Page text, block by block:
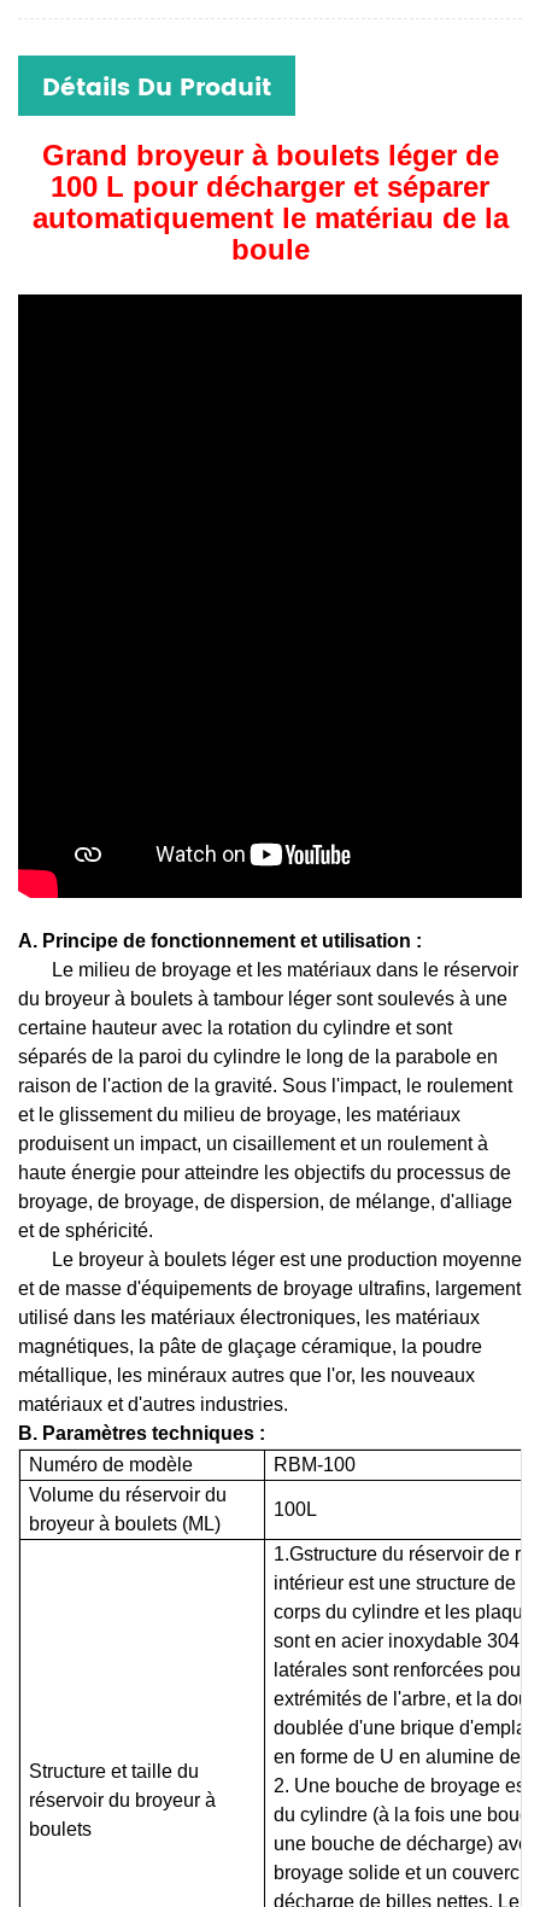
Détails Du Produit
Grand broyeur à boulets léger de
100 L pour décharger et séparer
automatiquement le matériau de la
boule
A. Principe de fonctionnement et utilisation :
Le milieu de broyage et les matériaux dans le réservoir
du broyeur à boulets à tambour léger sont soulevés à une
certaine hauteur avec la rotation du cylindre et sont
séparés de la paroi du cylindre le long de la parabole en
raison de l'action de la gravité. Sous l'impact, le roulement
et le glissement du milieu de broyage, les matériaux
produisent un impact, un cisaillement et un roulement à
haute énergie pour atteindre les objectifs du processus de
broyage, de broyage, de dispersion, de mélange, d'alliage
et de sphéricité.
Le broyeur à boulets léger est une production moyenne
et de masse d'équipements de broyage ultrafins, largement
utilisé dans les matériaux électroniques, les matériaux
magnétiques, la pâte de glaçage céramique, la poudre
métallique, les minéraux autres que l'or, les nouveaux
matériaux et d'autres industries.
B. Paramètres techniques :
Numéro de modèle
RBM-100
Volume du réservoir du
broyeur à boulets (ML)
100L
Structure et taille du
réservoir du broyeur à
boulets
1.Gstructure du réservoir de
intérieur est une structure de
corps du cylindre et les
sont en acier inoxydable 304,
latérales sont renforcées pour
extrémités de l'arbre, et la
doublée d'une brique
en forme de U en alumine de
2. Une bouche de broyage est
du cylindre (à la fois une
une bouche de décharge)
broyage solide et un
décharge de billes nettes. Le